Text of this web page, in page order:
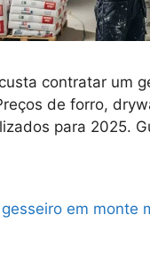
contratar um
de forro,
para 2025.
gesseiro em monte